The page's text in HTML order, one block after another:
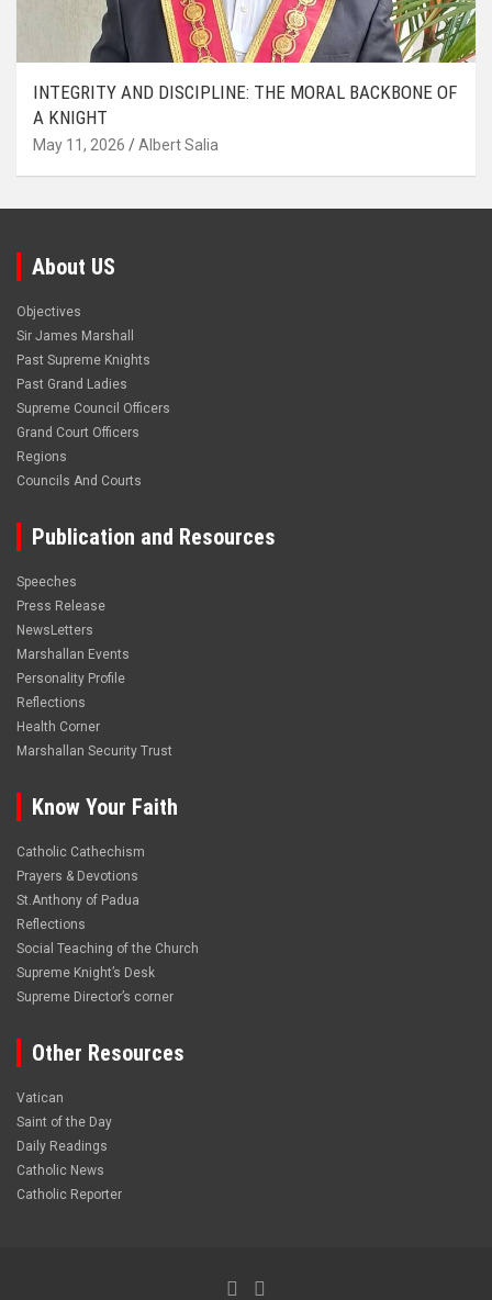
INTEGRITY AND DISCIPLINE: THE MORAL BACKBONE OF
A KNIGHT
May 11, 2026 Albert Salia
About US
Objectives
Sir James Marshall
Past Supreme Knights
Past Grand Ladies
Supreme Council Officers
Grand Court Officers
Regions
Councils And Courts
Publication and Resources
Speeches
Press Release
NewsLetters
Marshallan Events
Personality Profile
Reflections
Health Corner
Marshallan Security Trust
Know Your Faith
Catholic Cathechism
Prayers & Devotions
St.Anthony of Padua
Reflections
Social Teaching of the Church
Supreme Knight’s Desk
Supreme Director’s corner
Other Resources
Vatican
Saint of the Day
Daily Readings
Catholic News
Catholic Reporter